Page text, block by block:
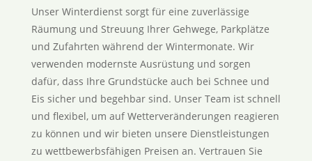
Unser Winterdienst sorgt für eine zuverlässige
Räumung und Streuung Ihrer Gehwege, Parkplätze
und Zufahrten während der Wintermonate. Wir
verwenden modernste Ausrüstung und sorgen
dafür, dass Ihre Grundstücke auch bei Schnee und
Eis sicher und begehbar sind. Unser Team ist schnell
und flexibel, um auf Wetterveränderungen reagieren
zu können und wir bieten unsere Dienstleistungen
zu wettbewerbsfähigen Preisen an. Vertrauen Sie